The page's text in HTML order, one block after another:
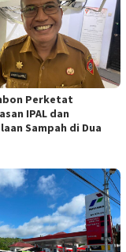
Perketat
IPAL dan
Sampah di Dua